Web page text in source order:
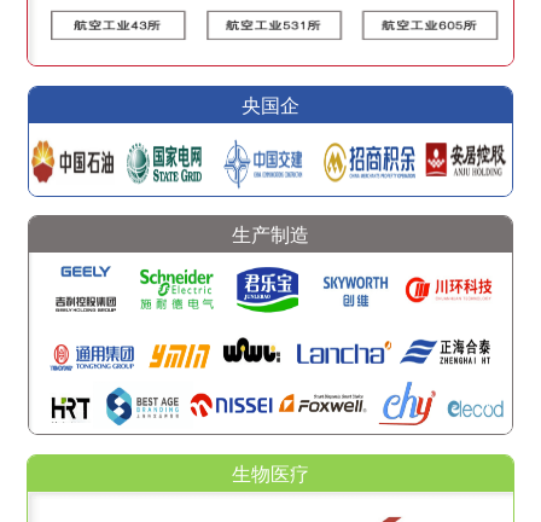
央国企
生产制造
生物医疗